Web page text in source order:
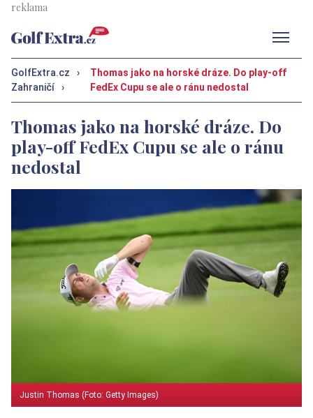
GolfExtra.cz
›
Zahraničí
›
Thomas jako na horské dráze. Do play-off
FedEx Cupu se ale o ránu nedostal
Thomas jako na horské dráze. Do
play-off FedEx Cupu se ale o ránu
nedostal
Justin Thomas (Foto: Getty Images)